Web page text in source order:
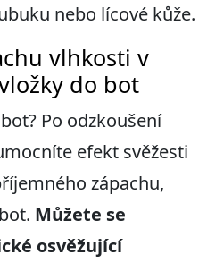
nebo lícové kůže.
vlhkosti v
do bot
Po odzkoušení
efekt svěžesti
zápachu,
Můžete se
osvěžující